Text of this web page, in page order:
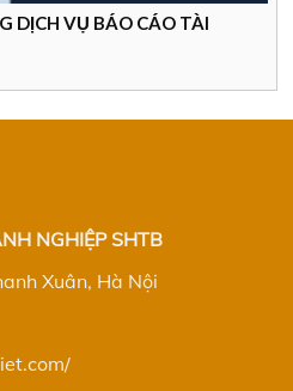
DỊCH VỤ BÁO CÁO TÀI
NGHIỆP SHTB
Xuân, Hà Nội